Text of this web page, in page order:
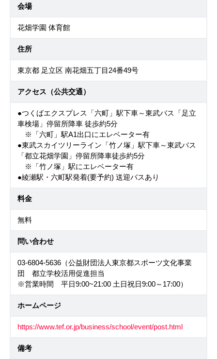
会場
花畑学園 体育館
住所
東京都 足立区 南花畑五丁目24番49号
アクセス（公共交通）
●つくばエクスプレス「六町」駅下車～東武バス「足立
車検場」停留所降車 徒歩約5分
※「六町」駅A1出口にエレベーター有
●東武スカイツリーライン「竹ノ塚」駅下車～東武バス
「都立花畑学園」停留所降車徒歩約5分
※「竹ノ塚」駅にエレベーター有
●綾瀬駅・六町駅発着(要予約) 送迎バスあり
料金
無料
問い合わせ
03-6804-5636（公益財団法人東京都スポーツ文化事業
団 都立学校活用促進担当
※営業時間 平日9:00~21:00 土日祝日9:00～17:00）
ホームページ
https://www.tef.or.jp/business/school/event/post.html
備考